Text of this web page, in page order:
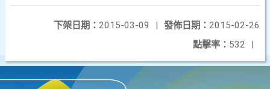
發佈日期： 2015-02-26
下架日期： 2015-03-09
|
點擊率： 532 |